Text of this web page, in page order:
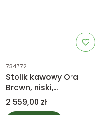
Kod produktu
734772
Stolik kawowy Ora
Brown, niski,
marmurowy PTMD
Collection
Cena
2 559,00 zł